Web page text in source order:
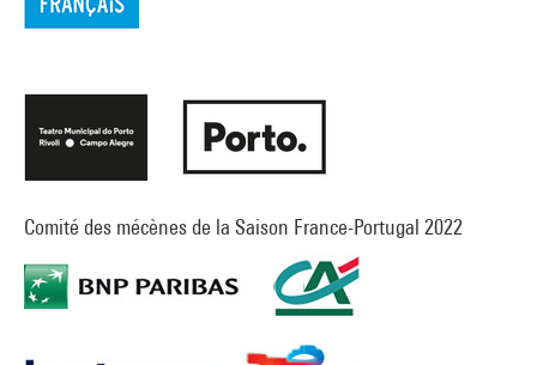
Comité des mécènes de la Saison France-Portugal 2022